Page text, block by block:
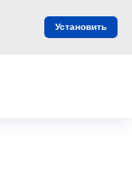
Установить